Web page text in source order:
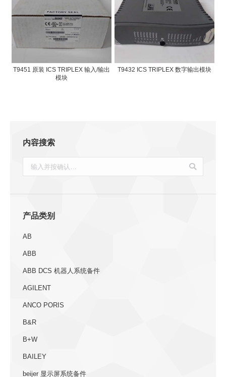
T9451 原装 ICS TRIPLEX 输入/输出
模块
T9432 ICS TRIPLEX 数字输出模块
内容搜索
索：
产品类别
AB
ABB
ABB DCS 机器人系统备件
AGILENT
ANCO PORIS
B&R
B+W
BAILEY
beijer 显示屏系统备件